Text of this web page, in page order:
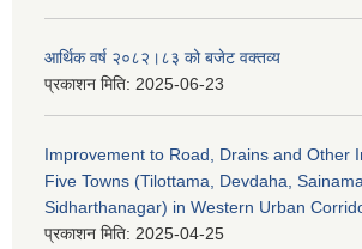
आर्थिक वर्ष २०८२।८३ को बजेट वक्तव्य
प्रकाशन मिति: 2025-06-23
Improvement to Road, Drains and Other
Five Towns (Tilottama, Devdaha,
Sidharthanagar) in Western Urban
प्रकाशन मिति: 2025-04-25